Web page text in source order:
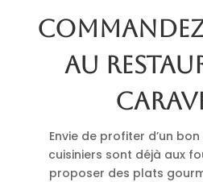
au
Envie de profiter d’un
cuisiniers sont déjà aux
proposer des plats